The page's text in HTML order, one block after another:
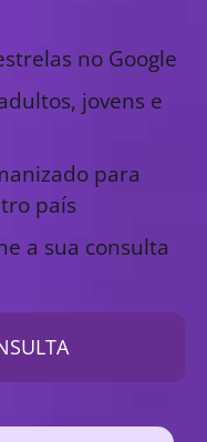
no Google
jovens e
para
país
a sua consulta